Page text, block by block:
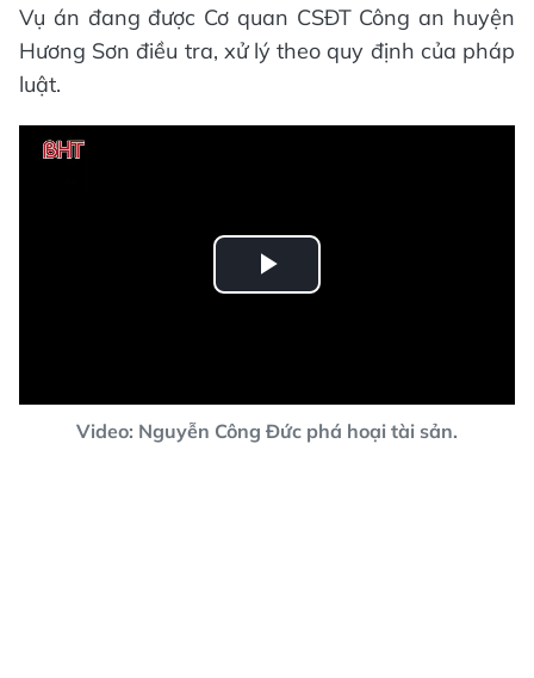
Vụ án đang được Cơ quan CSĐT Công an huyện
Hương Sơn điều tra, xử lý theo quy định của pháp
luật.
Play
Video: Nguyễn Công Đức phá hoại tài sản.